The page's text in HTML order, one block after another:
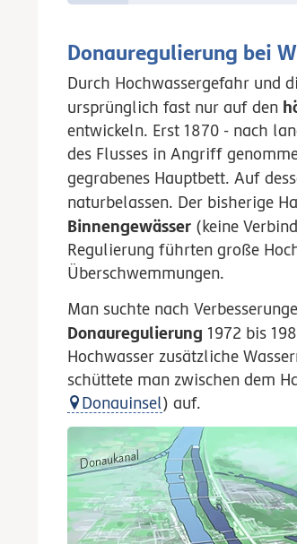
Donauregulierung bei
Durch Hochwassergefahr und
ursprünglich fast nur auf den
entwickeln. Erst 1870 - nach
des Flusses in Angriff
gegrabenes Hauptbett. Auf
naturbelassen. Der bisherige
Binnengewässer (keine
Regulierung führten große
Überschwemmungen.
Man suchte nach
Donauregulierung 1972 bis
Hochwasser zusätzliche
schüttete man zwischen dem
Donauinsel) auf.